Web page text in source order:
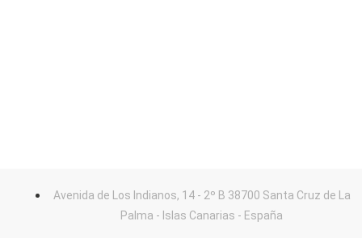
Avenida de Los Indianos, 14 - 2º B 38700 Santa Cruz de La
Palma - Islas Canarias - España